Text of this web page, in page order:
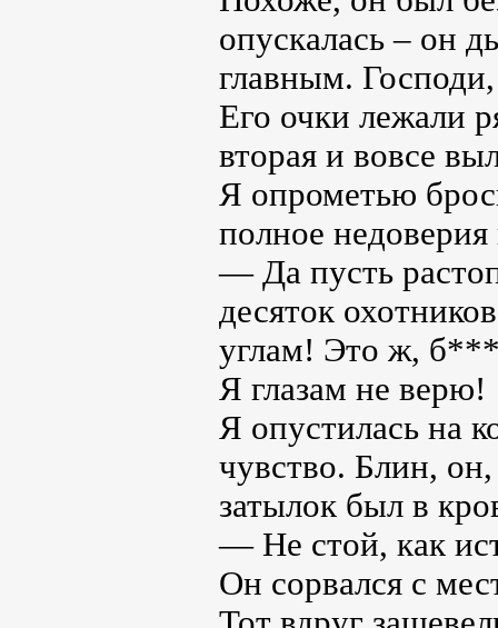
опускалась – он
главным.
Его очки лежали
вторая и вовсе
Я опрометью
полное
— Да пусть
десяток
углам! Это ж,
Я глазам не верю!
Я опустилась на
чувство. Блин,
затылок был в
— Не стой, как
Он сорвался с